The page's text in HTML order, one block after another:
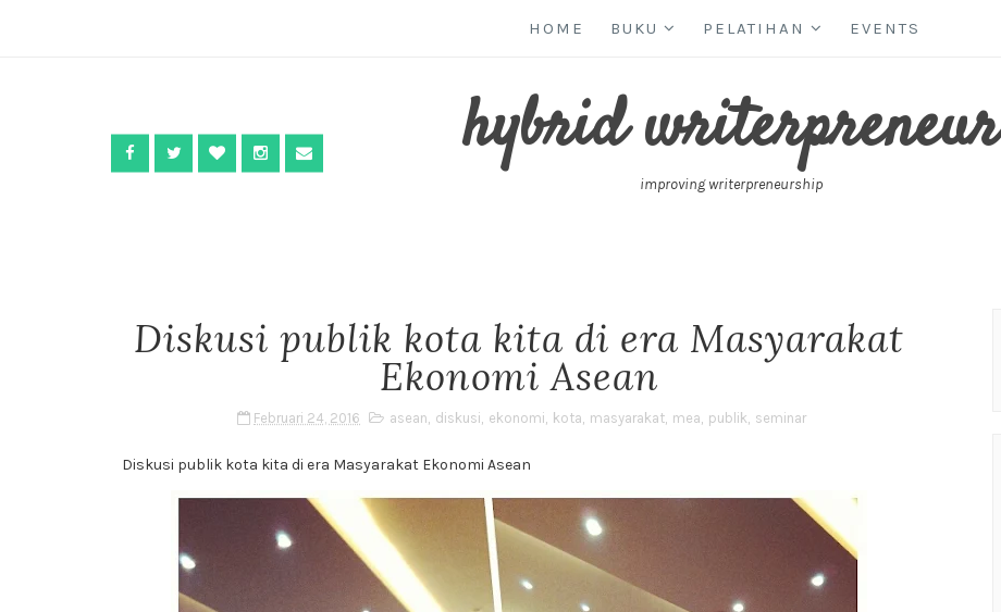
HOME BUKU PELATIHAN EVENTS
hybrid writerpreneur
improving writerpreneurship
Diskusi publik kota kita di era Masyarakat
Ekonomi Asean
Februari 24, 2016 asean, diskusi, ekonomi, kota, masyarakat, mea, publik, seminar
Diskusi publik kota kita di era Masyarakat Ekonomi Asean